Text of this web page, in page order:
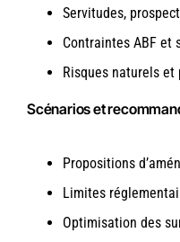
Servitudes,
Contraintes ABF et
Risques naturels
Scénarios et
Propositions
Limites
Optimisation des